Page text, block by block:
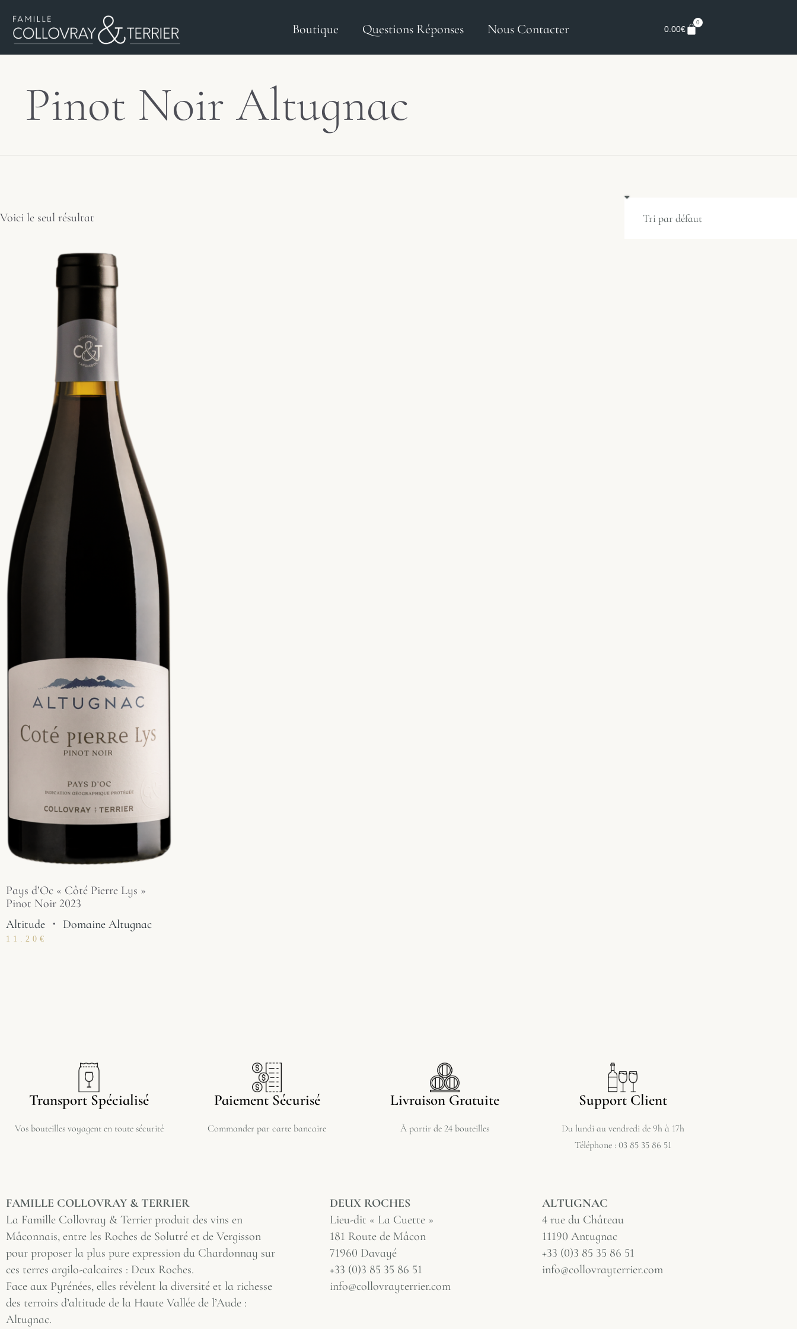
Boutique Questions Réponses Nous Contacter 0.00€
0
Pinot Noir Altugnac
Voici le seul résultat
Pays d’Oc « Côté Pierre Lys »
Pinot Noir 2023
Altitude ・ Domaine Altugnac
11.20 €
Transport Spécialisé
Vos bouteilles voyagent en toute sécurité
Paiement Sécurisé
Commander par carte bancaire
Livraison Gratuite
À partir de 24 bouteilles
Support Client
Du lundi au vendredi de 9h à 17h
Téléphone : 03 85 35 86 51
FAMILLE COLLOVRAY & TERRIER
La Famille Collovray & Terrier produit des vins en
Mâconnais, entre les Roches de Solutré et de Vergisson
pour proposer la plus pure expression du Chardonnay sur
ces terres argilo-calcaires : Deux Roches.
Face aux Pyrénées, elles révèlent la diversité et la richesse
des terroirs d’altitude de la Haute Vallée de l’Aude :
Altugnac.
DEUX ROCHES
Lieu-dit « La Cuette »
181 Route de Mâcon
71960 Davayé
+33 (0)3 85 35 86 51
info@collovrayterrier.com
ALTUGNAC
4 rue du Château
11190 Antugnac
+33 (0)3 85 35 86 51
info@collovrayterrier.com